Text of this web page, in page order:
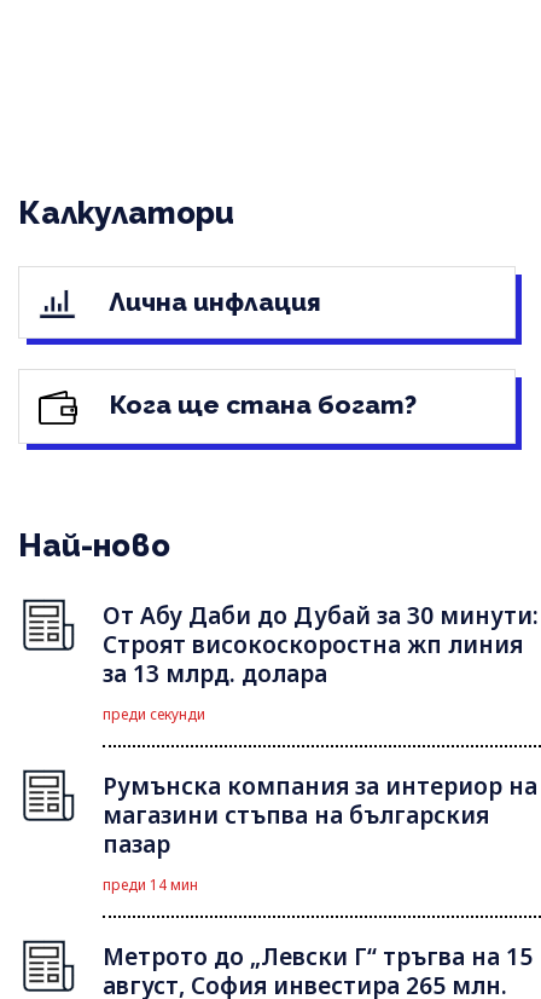
Калкулатори
Лична инфлация
Кога ще стана богат?
Най-ново
От Абу Даби до Дубай за 30 минути:
Строят високоскоростна жп линия
за 13 млрд. долара
преди секунди
Румънска компания за интериор на
магазини стъпва на българския
пазар
преди 14 мин
Метрото до „Левски Г“ тръгва на 15
август, София инвестира 265 млн.